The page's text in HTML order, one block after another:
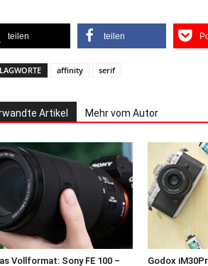
teilen teilen
affinity serif
Artikel Mehr vom Autor
Vollformat: Sony FE 100 –
Godox